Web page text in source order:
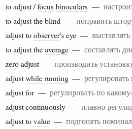
to adjust /focusbinoculars —
to adjust theblind — поправить
adjust toobserver's eye — выставлять
to adjust theaverage — составлять
zeroadjust — производить
adjustwhilerunning — регулировать
adjust for — регулировать по
adjustcontinuously — плавно
adjust tovalue — подгонять номинал